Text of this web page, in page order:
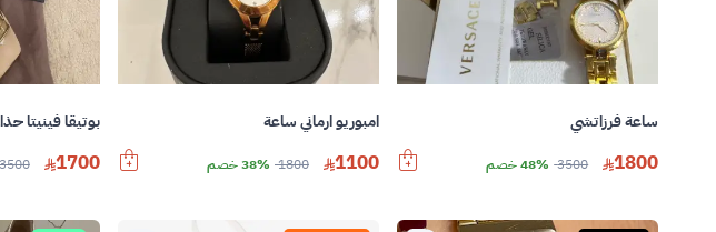
ساعة فرزاتشي
1800
3500 48% خصم
امبوريو ارماني ساعة
1100
1800 38% خصم
بوتيقا فينيتا
1700